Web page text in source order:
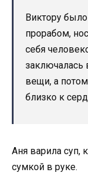
Виктору
прорабом,
себя
заключалась
вещи, а
близко к
Аня варила суп,
сумкой в руке.